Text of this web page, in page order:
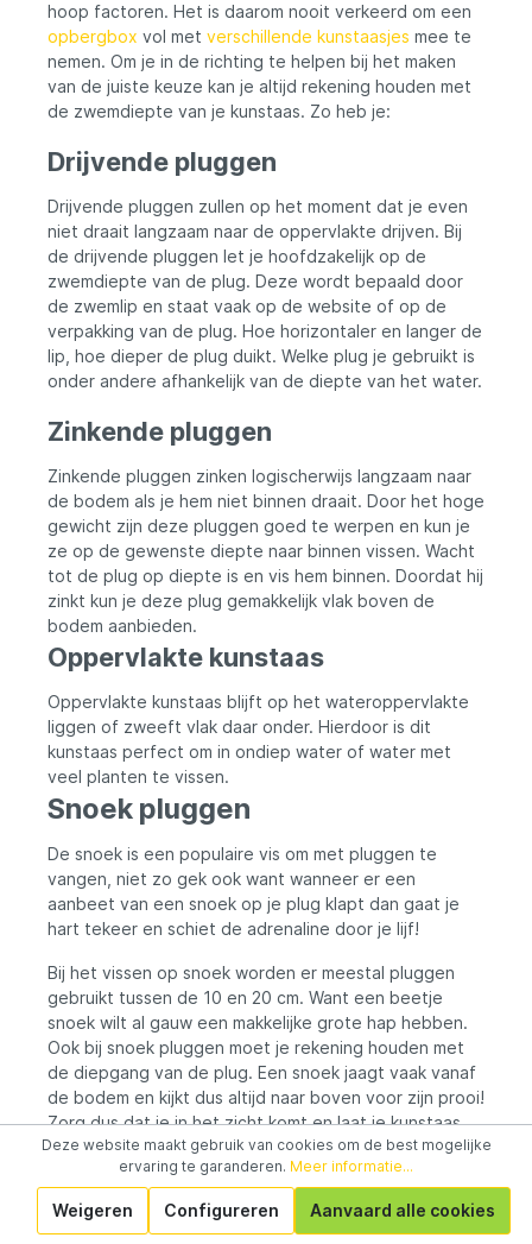
hoop factoren. Het is daarom nooit verkeerd om een
opbergbox vol met verschillende kunstaasjes mee te
nemen. Om je in de richting te helpen bij het maken
van de juiste keuze kan je altijd rekening houden met
de zwemdiepte van je kunstaas. Zo heb je:
Drijvende pluggen
Drijvende pluggen zullen op het moment dat je even
niet draait langzaam naar de oppervlakte drijven. Bij
de drijvende pluggen let je hoofdzakelijk op de
zwemdiepte van de plug. Deze wordt bepaald door
de zwemlip en staat vaak op de website of op de
verpakking van de plug. Hoe horizontaler en langer de
lip, hoe dieper de plug duikt. Welke plug je gebruikt is
onder andere afhankelijk van de diepte van het water.
Zinkende pluggen
Zinkende pluggen zinken logischerwijs langzaam naar
de bodem als je hem niet binnen draait. Door het hoge
gewicht zijn deze pluggen goed te werpen en kun je
ze op de gewenste diepte naar binnen vissen. Wacht
tot de plug op diepte is en vis hem binnen. Doordat hij
zinkt kun je deze plug gemakkelijk vlak boven de
bodem aanbieden.
Oppervlakte kunstaas
Oppervlakte kunstaas blijft op het wateroppervlakte
liggen of zweeft vlak daar onder. Hierdoor is dit
kunstaas perfect om in ondiep water of water met
veel planten te vissen.
Snoek pluggen
De snoek is een populaire vis om met pluggen te
vangen, niet zo gek ook want wanneer er een
aanbeet van een snoek op je plug klapt dan gaat je
hart tekeer en schiet de adrenaline door je lijf!
Bij het vissen op snoek worden er meestal pluggen
gebruikt tussen de 10 en 20 cm. Want een beetje
snoek wilt al gauw een makkelijke grote hap hebben.
Ook bij snoek pluggen moet je rekening houden met
de diepgang van de plug. Een snoek jaagt vaak vanaf
de bodem en kijkt dus altijd naar boven voor zijn prooi!
Zorg dus dat je in het zicht komt en laat je kunstaas
opvallen!
Direct pluggen kopen
Deze website maakt gebruik van cookies om de best mogelijke
ervaring te garanderen. Meer informatie...
Weigeren Configureren Aanvaard alle cookies